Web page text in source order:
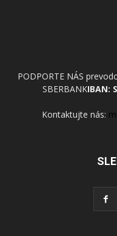
PODPORTE NÁS
SBERBANKIBAN:
Kontaktujte nás: